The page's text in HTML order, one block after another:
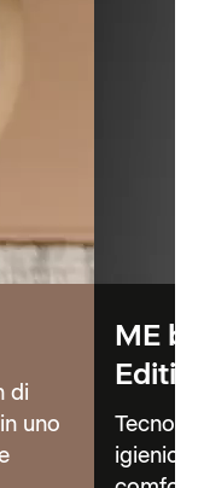
di
uno
ME
igienici